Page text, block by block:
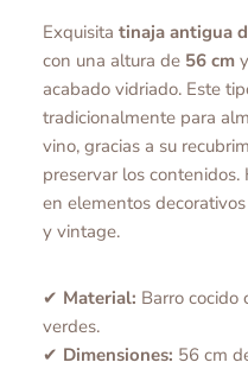
Exquisita tinaja antigua
con una altura de 56 cm
acabado vidriado. Este
tradicionalmente para
vino, gracias a su
preservar los
en elementos
y vintage.
✔ Material: Barro cocido
verdes.
✔ Dimensiones: 56 cm